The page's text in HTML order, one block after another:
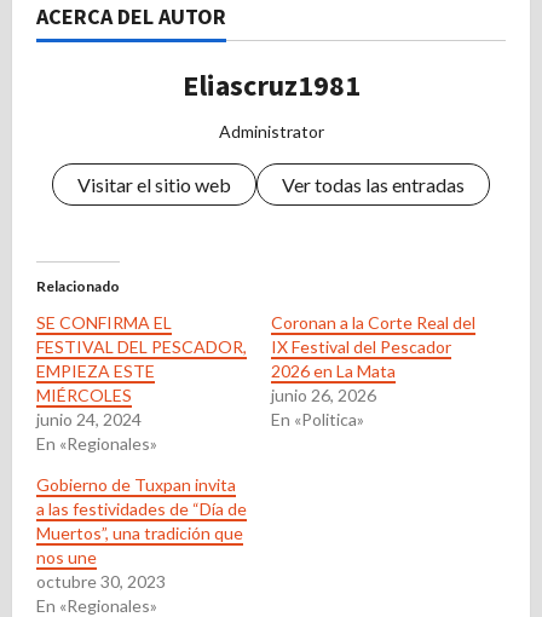
ACERCA DEL AUTOR
Eliascruz1981
Administrator
Visitar el sitio web Ver todas las entradas
Relacionado
SE CONFIRMA EL
FESTIVAL DEL PESCADOR,
EMPIEZA ESTE
MIÉRCOLES
junio 24, 2024
En «Regionales»
Coronan a la Corte Real del
IX Festival del Pescador
2026 en La Mata
junio 26, 2026
En «Politica»
Gobierno de Tuxpan invita
a las festividades de “Día de
Muertos”, una tradición que
nos une
octubre 30, 2023
En «Regionales»